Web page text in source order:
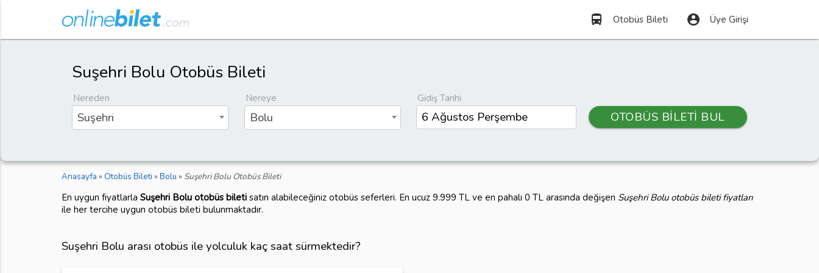
directions_bus Otobüs Bileti account_circle Üye Girişi
Suşehri Bolu Otobüs Bileti
Nereden
Suşehri
Nereye
Bolu
Gidiş Tarihi
OTOBÜS BİLETİ BUL
Anasayfa » Otobüs Bileti » Bolu » Suşehri Bolu Otobüs Bileti
En uygun fiyatlarla Suşehri Bolu otobüs biletisatın alabileceğiniz otobüs seferleri. En ucuz 9.999 TL ve en pahalı 0 TL arasında değişen Suşehri Bolu otobüs bileti fiyatları
ile her tercihe uygun otobüs bileti bulunmaktadır.
Suşehri Bolu arası otobüs ile yolculuk kaç saat sürmektedir?